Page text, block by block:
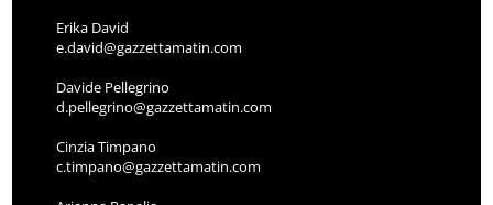
Erika David
e.david@gazzettamatin.com
Davide Pellegrino
d.pellegrino@gazzettamatin.com
Cinzia Timpano
c.timpano@gazzettamatin.com